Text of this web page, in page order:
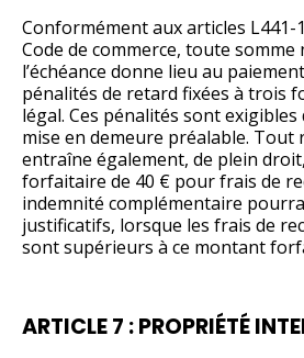
Conformément aux articles L441-
Code de commerce, toute somme
l’échéance donne lieu au
pénalités de retard fixées à trois
légal. Ces pénalités sont
mise en demeure préalable. Tout
entraîne également, de plein
forfaitaire de 40 € pour frais de
indemnité complémentaire
justificatifs, lorsque les frais de
sont supérieurs à ce montant
ARTICLE 7 : PROPRIÉTÉ